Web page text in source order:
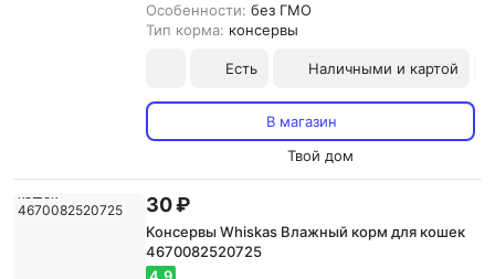
Особенности: без ГМО
Тип корма: консервы
Есть Наличными и картой
В магазин
Твой дом
30 ₽
Консервы Whiskas Влажный корм для кошек
4670082520725